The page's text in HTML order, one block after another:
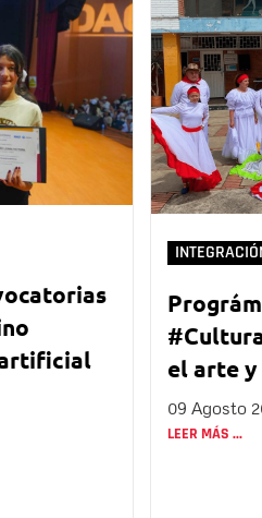
el arte
09 Agosto
LEER MÁS ...